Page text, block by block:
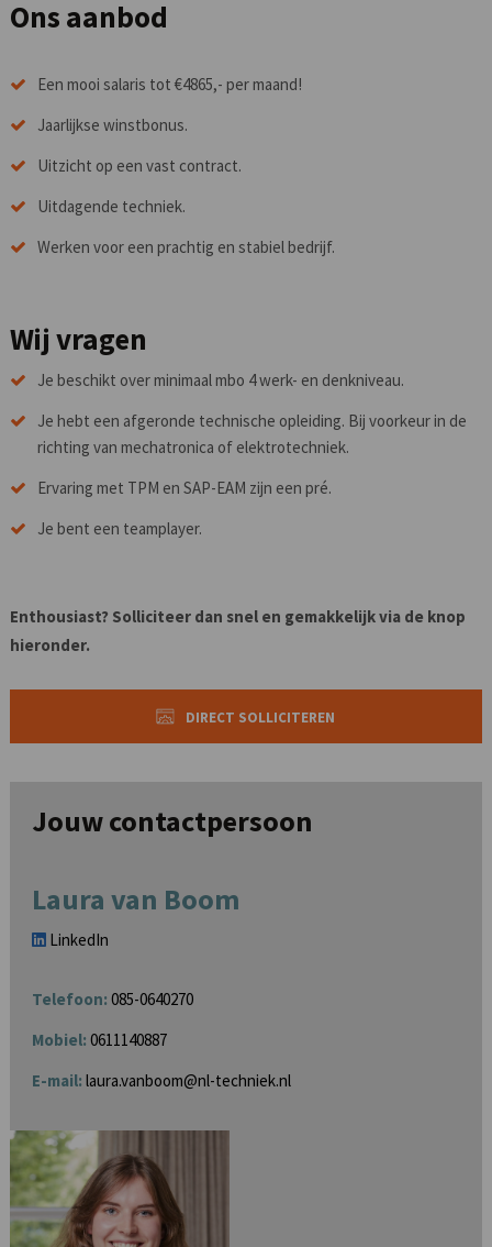
Ons aanbod
Een mooi salaris tot €4865,- per maand!
Jaarlijkse winstbonus.
Uitzicht op een vast contract.
Uitdagende techniek.
Werken voor een prachtig en stabiel bedrijf.
Wij vragen
Je beschikt over minimaal mbo 4 werk- en denkniveau.
Je hebt een afgeronde technische opleiding. Bij voorkeur in de
richting van mechatronica of elektrotechniek.
Ervaring met TPM en SAP-EAM zijn een pré.
Je bent een teamplayer.
Enthousiast? Solliciteer dan snel en gemakkelijk via de knop
hieronder.
DIRECT SOLLICITEREN
Jouw contactpersoon
Laura van Boom
LinkedIn
Telefoon: 085-0640270
Mobiel: 0611140887
E-mail: laura.vanboom@nl-techniek.nl